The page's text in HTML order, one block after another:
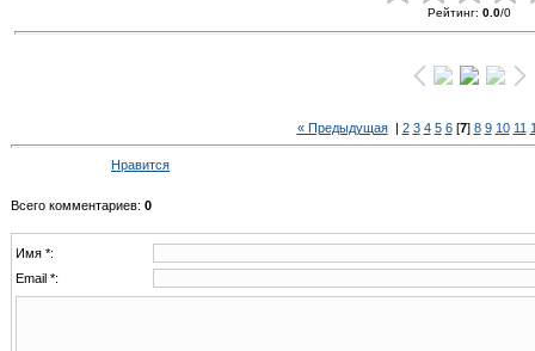
Рейтинг: 0.0/0
« Предыдущая| 2 3 4 5 6[7] 8 9 10 11
Нравится
Всего комментариев: 0
Имя *:
Email *: